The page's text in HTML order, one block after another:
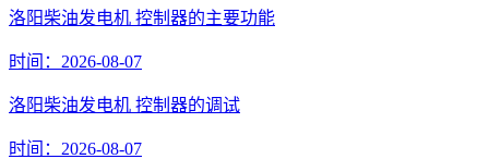
洛阳柴油发电机 控制器的主要功能
时间：2026-08-07
洛阳柴油发电机 控制器的调试
时间：2026-08-07